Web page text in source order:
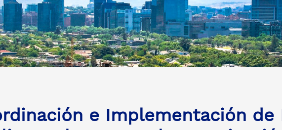
para la Reactivación y el Desarrollo Territorial
e Implementación de